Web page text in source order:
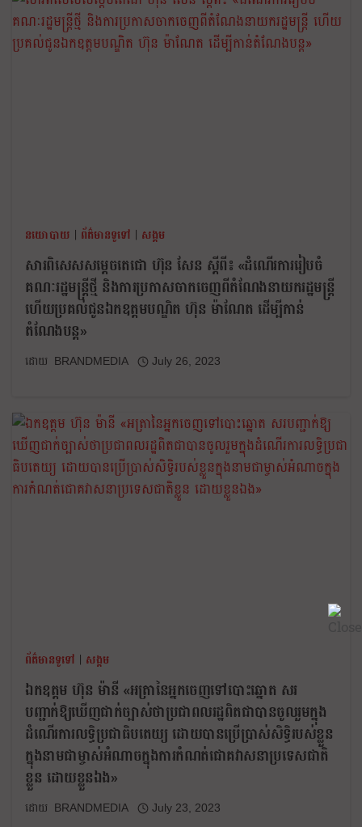
នយោបាយ | ព័ត៌មានទូទៅ | សង្គម
សារពិសេសសម្តេចតេជោ ហ៊ុន សែន ស្តីពី៖ «ដំណើរការរៀបចំ
គណៈរដ្ឋមន្រ្តីថ្មី និងការប្រកាសចាកចេញពីតំណែងនាយករដ្ឋមន្រ្តី
ហើយប្រគល់ជូនឯកឧត្តមបណ្ឌិត ហ៊ុន ម៉ាណែត ដើម្បីកាន់
តំណែងបន្ត»
BRANDMEDIA July 26, 2023
ព័ត៌មានទូទៅ | សង្គម
ឯកឧត្តម ហ៊ុន ម៉ានី «អត្រានៃអ្នកចេញទៅបោះឆ្នោត សរ
បញ្ជាក់ឱ្យឃើញជាក់ច្បាស់ថាប្រជាពលរដ្ឋពិតជាបានចូលរួមក្នុង
ដំណើរការលទ្ធិប្រជាធិបតេយ្យ ដោយបានប្រើប្រាស់សិទ្ធិរបស់ខ្លួន
ក្នុងនាមជាម្ចាស់អំណាចក្នុងការកំណត់ជោគវាសនាប្រទេសជាតិ
ខ្លួន ដោយខ្លួនឯង»
BRANDMEDIA July 23, 2023